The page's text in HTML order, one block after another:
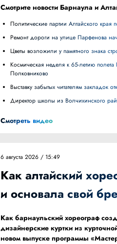
Смотрите новости Барнаула и
Политические партии Алтайского
Ремонт дороги на улице Парфенова
Цветы возложили у памятного знака
Космическая неделя к 65-летию полета Германа Титова открылась на родине космонавта в селе
Полковниково
Выставку забытых читателям
Директор школы из Волчихинского
Смотреть видео
6 августа 2026 / 15:49
Как алтайский
и основала свой
Как барнаульский хореограф
дизайнерские куртки из
новом выпуске программы